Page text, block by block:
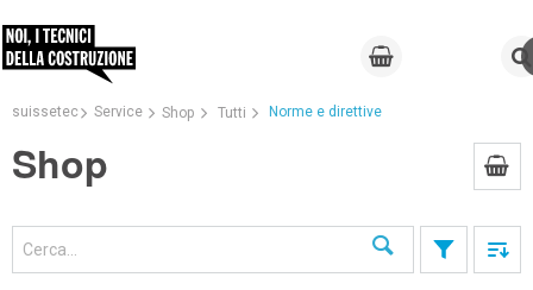
suissetec Service Shop Tutti Norme e direttive
Shop
Cerca